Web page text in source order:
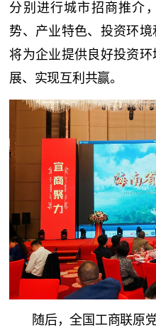
分别进行城市招商推介
势、产业特色、投资环
将为企业提供良好投资
展、实现互利共赢。
随后，全国工商联原